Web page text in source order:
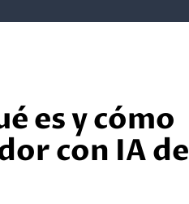
es y cómo
con IA de